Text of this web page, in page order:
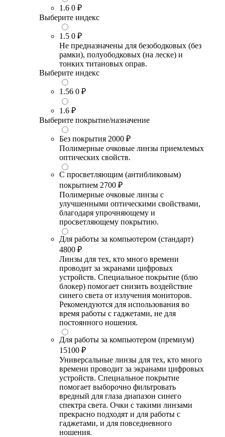
1.6 0 ₽
Выберите индекс
1.5 0 ₽
Не предназначены для безободковых (без
рамки), полуободковых (на леске) и
тонких титановых оправ.
Выберите индекс
1.56 0 ₽
1.6 ₽
Выберите покрытие/назначение
Без покрытия 2000 ₽
Полимерные очковые линзы приемлемых
оптических свойств.
С просветляющим (антибликовым)
покрытием 2700 ₽
Полимерные очковые линзы с
улучшенными оптическими свойствами,
благодаря упрочняющему и
просветляющему покрытию.
Для работы за компьютером (стандарт)
4800 ₽
Линзы для тех, кто много времени
проводит за экранами цифровых
устройств. Специальное покрытие (блю
блокер) помогает снизить воздействие
синего света от излучения мониторов.
Рекомендуются для использования во
время работы с гаджетами, не для
постоянного ношения.
Для работы за компьютером (премиум)
15100 ₽
Универсальные линзы для тех, кто много
времени проводит за экранами цифровых
устройств. Специальное покрытие
помогает выборочно фильтровать
вредный для глаза диапазон синего
спектра света. Очки с такими линзами
прекрасно подходят и для работы с
гаджетами, и для повседневного
ношения.